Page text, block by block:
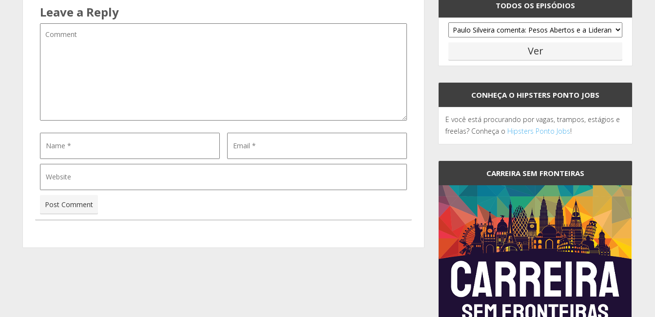
Leave a Reply TODOS OS EPISÓDIOS
CONHEÇA O HIPSTERS PONTO JOBS
E você está procurando por vagas, trampos, estágios e
freelas? Conheça o Hipsters Ponto Jobs!
CARREIRA SEM FRONTEIRAS